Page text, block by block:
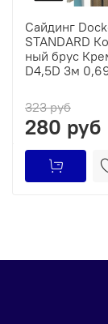
Сайдинг
STANDARD
ный брус
D4,5D 3м
323 руб
280 руб